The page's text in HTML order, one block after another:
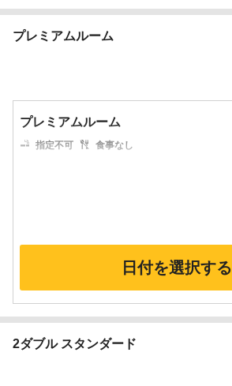
プレミアムルーム
プレミアムルーム
指定不可
食事なし
日付を選択する
2ダブル スタンダード